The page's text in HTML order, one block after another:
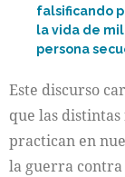
falsificando
la vida de
persona
Este discurso
que las
practican en
la guerra